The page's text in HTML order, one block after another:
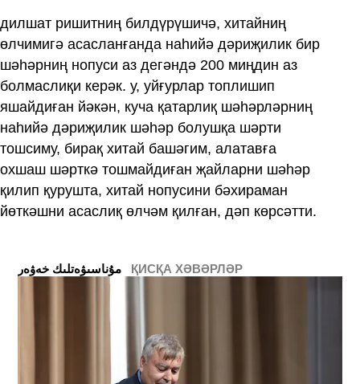
дилшат ришитниң билдүрүшичә, хитайниң
өлчимигә асасланғанда наһийә дәриҗилик бир
шәһәрниң нопуси аз дегәндә 200 миңдин аз
болмаслиқи керәк. у, уйғурлар топлишип
яшайдиған йәкән, куча қатарлиқ шәһәрләрниң
наһийә дәриҗилик шәһәр болушқа шәрти
тошсиму, бирақ хитай башәгим, алатавға
охшаш шәрткә тошмайдиған җайларни шәһәр
қилип қурушта, хитай нопусини бәхираман
йөткәшни асаслиқ өлчәм қилған, дәп көрсәтти.
ҚИСҚА ХӘВӘРЛӘР